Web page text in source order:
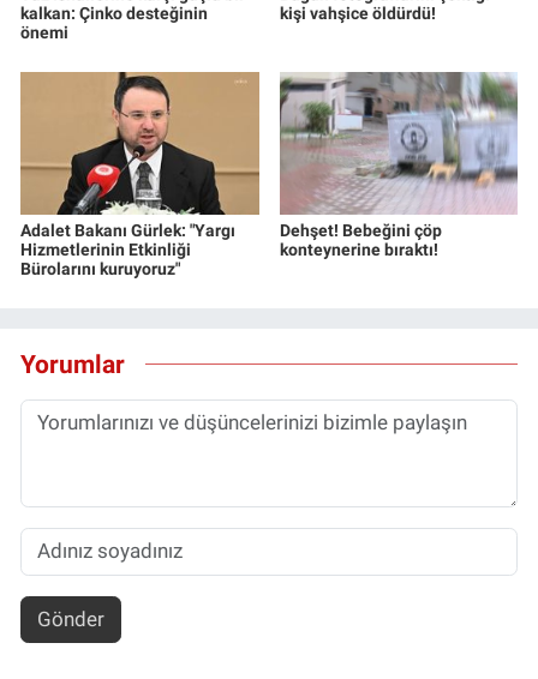
kalkan: Çinko desteğinin
önemi
kişi vahşice öldürdü!
Adalet Bakanı Gürlek: "Yargı
Hizmetlerinin Etkinliği
Bürolarını kuruyoruz"
Dehşet! Bebeğini çöp
konteynerine bıraktı!
Yorumlar
Gönder